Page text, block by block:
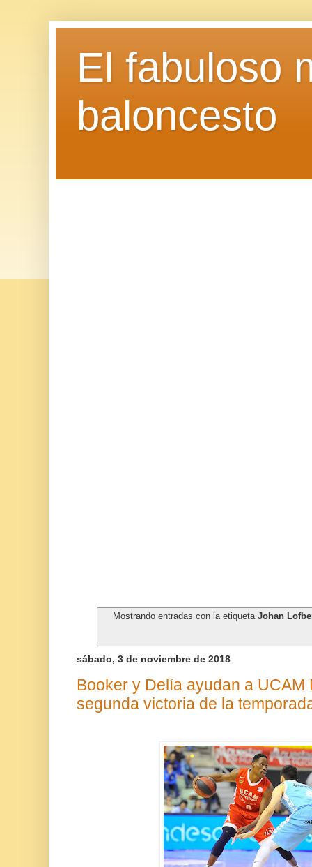
El fabuloso
baloncesto
Mostrando entradas con la etiqueta Johan
sábado, 3 de noviembre de 2018
Booker y Delía ayudan a UCAM
segunda victoria de la